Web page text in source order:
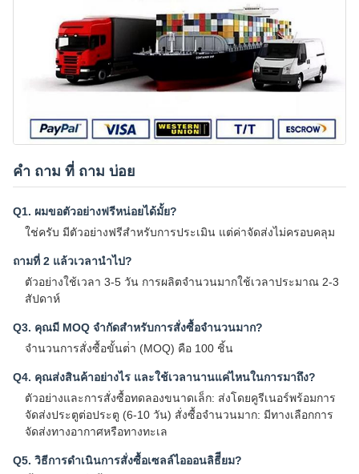
คํา ถาม ที่ ถาม บ่อย
Q1. ผมขอตัวอย่างฟรีหน่อยได้มั้ย?
ใช่ครับ มีตัวอย่างฟรีสําหรับการประเมิน แต่ค่าจัดส่งไม่ครอบคลุม
ถามที่ 2 แล้วเวลานําไป?
ตัวอย่างใช้เวลา 3-5 วัน การผลิตจํานวนมากใช้เวลาประมาณ 2-3
สัปดาห์
Q3. คุณมี MOQ จํากัดสําหรับการสั่งซื้อจํานวนมาก?
จํานวนการสั่งซื้อขั้นต่ํา (MOQ) คือ 100 ชิ้น
Q4. คุณส่งสินค้าอย่างไร และใช้เวลานานแค่ไหนในการมาถึง?
ตัวอย่างและการสั่งซื้อทดลองขนาดเล็ก: ส่งโดยคูรีเนอร์พร้อมการ
จัดส่งประตูต่อประตู (6-10 วัน) สั่งซื้อจํานวนมาก: มีทางเลือกการ
จัดส่งทางอากาศหรือทางทะเล
Q5. วิธีการดําเนินการสั่งซื้อเซลล์ไอออนลิธีียม?